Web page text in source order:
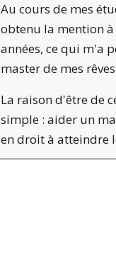
Au cours de mes
obtenu la mention à
années, ce qui m'a
master de mes
La raison d'être de
simple : aider un
en droit à atteindre